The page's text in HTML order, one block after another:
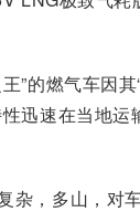
”的燃气车因
迅速在当地运
杂，多山，对